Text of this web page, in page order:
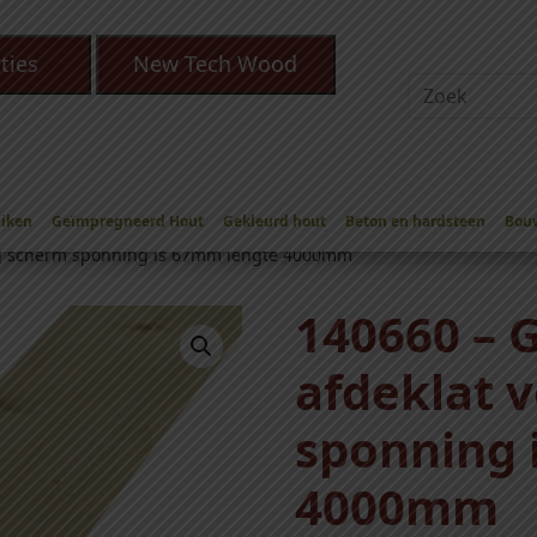
New Tech Wood
Geïmpregneerd Hout Gekleurd hout Beton en hardsteen
Tuinschermen/Geïmpregneerde afdeklatten voor schermen
sponning is 67mm lengte 4000mm
140660 –
afdeklat
sponning
4000mm